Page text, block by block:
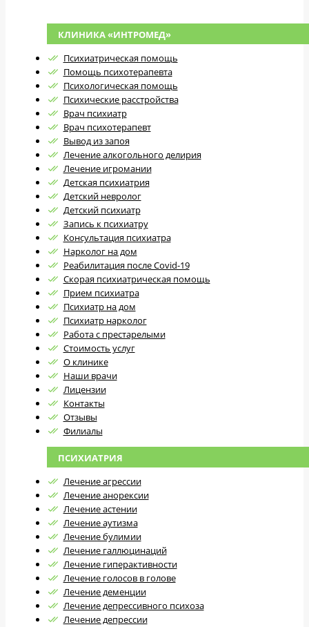
КЛИНИКА «ИНТРОМЕД»
Психиатрическая помощь
Помощь психотерапевта
Психологическая помощь
Психические расстройства
Врач психиатр
Врач психотерапевт
Вывод из запоя
Лечение алкогольного делирия
Лечение игромании
Детская психиатрия
Детский невролог
Детский психиатр
Запись к психиатру
Консультация психиатра
Нарколог на дом
Реабилитация после Covid-19
Скорая психиатрическая помощь
Прием психиатра
Психиатр на дом
Психиатр нарколог
Работа с престарелыми
Стоимость услуг
О клинике
Наши врачи
Лицензии
Контакты
Отзывы
Филиалы
ПСИХИАТРИЯ
Лечение агрессии
Лечение анорексии
Лечение астении
Лечение аутизма
Лечение булимии
Лечение галлюцинаций
Лечение гиперактивности
Лечение голосов в голове
Лечение деменции
Лечение депрессивного психоза
Лечение депрессии